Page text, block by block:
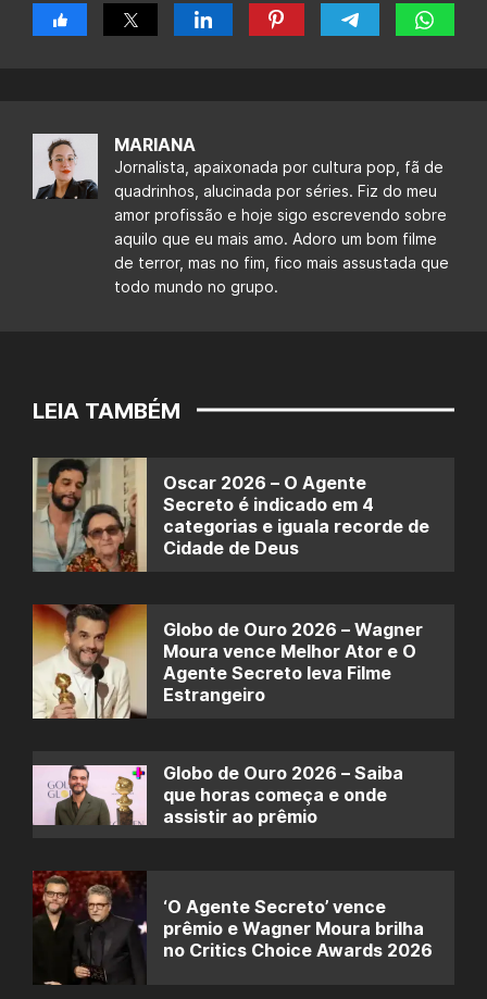
MARIANA
Jornalista, apaixonada por cultura pop, fã de
quadrinhos, alucinada por séries. Fiz do meu
amor profissão e hoje sigo escrevendo sobre
aquilo que eu mais amo. Adoro um bom filme
de terror, mas no fim, fico mais assustada que
todo mundo no grupo.
LEIA TAMBÉM
Oscar 2026 – O Agente
Secreto é indicado em 4
categorias e iguala recorde de
Cidade de Deus
Globo de Ouro 2026 – Wagner
Moura vence Melhor Ator e O
Agente Secreto leva Filme
Estrangeiro
Globo de Ouro 2026 – Saiba
que horas começa e onde
assistir ao prêmio
‘O Agente Secreto’ vence
prêmio e Wagner Moura brilha
no Critics Choice Awards 2026